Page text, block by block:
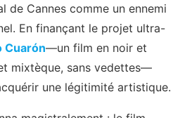
de Cannes comme un ennemi
En finançant le projet ultra-
Cuarón—un film en noir et
mixtèque, sans vedettes—
une légitimité artistique.